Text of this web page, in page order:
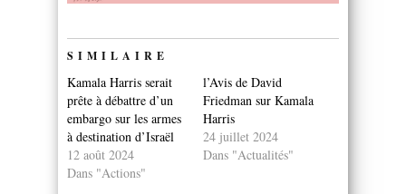
SIMILAIRE
Kamala Harris serait
prête à débattre d’un
embargo sur les armes
à destination d’Israël
12 août 2024
Dans "Actions"
l’Avis de David
Friedman sur Kamala
Harris
24 juillet 2024
Dans "Actualités"